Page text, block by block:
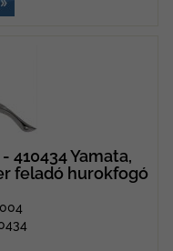
410434 Yamata,
feladó hurokfogó